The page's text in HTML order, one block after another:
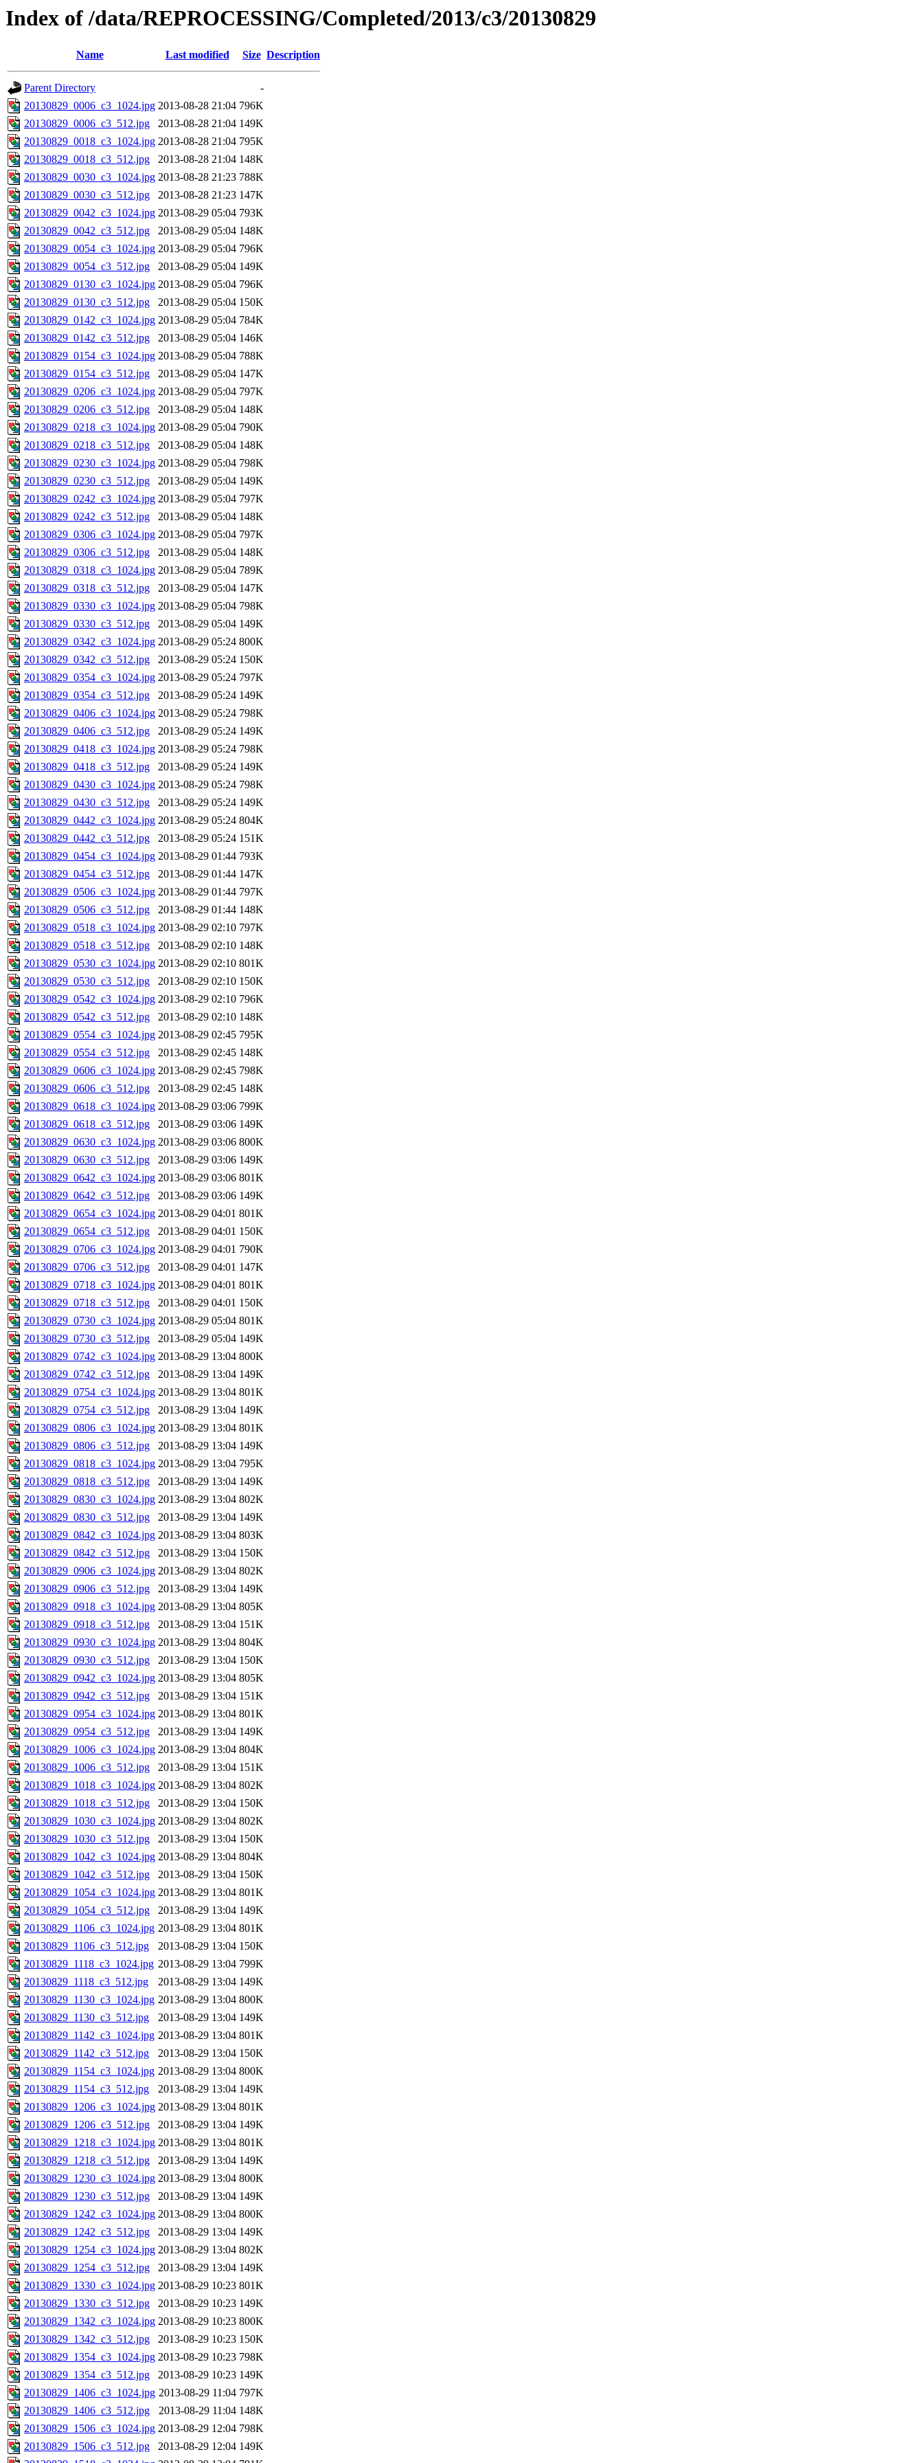
Index of /data/REPROCESSING/Completed/2013/c3/20130829
Name Last modified Size Description
Parent Directory
-
20130829_0006_c3_1024.jpg 2013-08-28 21:04 796K
20130829_0006_c3_512.jpg
2013-08-28 21:04 149K
20130829_0018_c3_1024.jpg 2013-08-28 21:04 795K
20130829_0018_c3_512.jpg
2013-08-28 21:04 148K
20130829_0030_c3_1024.jpg 2013-08-28 21:23 788K
20130829_0030_c3_512.jpg
2013-08-28 21:23 147K
20130829_0042_c3_1024.jpg 2013-08-29 05:04 793K
20130829_0042_c3_512.jpg
2013-08-29 05:04 148K
20130829_0054_c3_1024.jpg 2013-08-29 05:04 796K
20130829_0054_c3_512.jpg
2013-08-29 05:04 149K
20130829_0130_c3_1024.jpg 2013-08-29 05:04 796K
20130829_0130_c3_512.jpg
2013-08-29 05:04 150K
20130829_0142_c3_1024.jpg 2013-08-29 05:04 784K
20130829_0142_c3_512.jpg
2013-08-29 05:04 146K
20130829_0154_c3_1024.jpg 2013-08-29 05:04 788K
20130829_0154_c3_512.jpg
2013-08-29 05:04 147K
20130829_0206_c3_1024.jpg 2013-08-29 05:04 797K
20130829_0206_c3_512.jpg
2013-08-29 05:04 148K
20130829_0218_c3_1024.jpg 2013-08-29 05:04 790K
20130829_0218_c3_512.jpg
2013-08-29 05:04 148K
20130829_0230_c3_1024.jpg 2013-08-29 05:04 798K
20130829_0230_c3_512.jpg
2013-08-29 05:04 149K
20130829_0242_c3_1024.jpg 2013-08-29 05:04 797K
20130829_0242_c3_512.jpg
2013-08-29 05:04 148K
20130829_0306_c3_1024.jpg 2013-08-29 05:04 797K
20130829_0306_c3_512.jpg
2013-08-29 05:04 148K
20130829_0318_c3_1024.jpg 2013-08-29 05:04 789K
20130829_0318_c3_512.jpg
2013-08-29 05:04 147K
20130829_0330_c3_1024.jpg 2013-08-29 05:04 798K
20130829_0330_c3_512.jpg
2013-08-29 05:04 149K
20130829_0342_c3_1024.jpg 2013-08-29 05:24 800K
20130829_0342_c3_512.jpg
2013-08-29 05:24 150K
20130829_0354_c3_1024.jpg 2013-08-29 05:24 797K
20130829_0354_c3_512.jpg
2013-08-29 05:24 149K
20130829_0406_c3_1024.jpg 2013-08-29 05:24 798K
20130829_0406_c3_512.jpg
2013-08-29 05:24 149K
20130829_0418_c3_1024.jpg 2013-08-29 05:24 798K
20130829_0418_c3_512.jpg
2013-08-29 05:24 149K
20130829_0430_c3_1024.jpg 2013-08-29 05:24 798K
20130829_0430_c3_512.jpg
2013-08-29 05:24 149K
20130829_0442_c3_1024.jpg 2013-08-29 05:24 804K
20130829_0442_c3_512.jpg
2013-08-29 05:24 151K
20130829_0454_c3_1024.jpg 2013-08-29 01:44 793K
20130829_0454_c3_512.jpg
2013-08-29 01:44 147K
20130829_0506_c3_1024.jpg 2013-08-29 01:44 797K
20130829_0506_c3_512.jpg
2013-08-29 01:44 148K
20130829_0518_c3_1024.jpg 2013-08-29 02:10 797K
20130829_0518_c3_512.jpg
2013-08-29 02:10 148K
20130829_0530_c3_1024.jpg 2013-08-29 02:10 801K
20130829_0530_c3_512.jpg
2013-08-29 02:10 150K
20130829_0542_c3_1024.jpg 2013-08-29 02:10 796K
20130829_0542_c3_512.jpg
2013-08-29 02:10 148K
20130829_0554_c3_1024.jpg 2013-08-29 02:45 795K
20130829_0554_c3_512.jpg
2013-08-29 02:45 148K
20130829_0606_c3_1024.jpg 2013-08-29 02:45 798K
20130829_0606_c3_512.jpg
2013-08-29 02:45 148K
20130829_0618_c3_1024.jpg 2013-08-29 03:06 799K
20130829_0618_c3_512.jpg
2013-08-29 03:06 149K
20130829_0630_c3_1024.jpg 2013-08-29 03:06 800K
20130829_0630_c3_512.jpg
2013-08-29 03:06 149K
20130829_0642_c3_1024.jpg 2013-08-29 03:06 801K
20130829_0642_c3_512.jpg
2013-08-29 03:06 149K
20130829_0654_c3_1024.jpg 2013-08-29 04:01 801K
20130829_0654_c3_512.jpg
2013-08-29 04:01 150K
20130829_0706_c3_1024.jpg 2013-08-29 04:01 790K
20130829_0706_c3_512.jpg
2013-08-29 04:01 147K
20130829_0718_c3_1024.jpg 2013-08-29 04:01 801K
20130829_0718_c3_512.jpg
2013-08-29 04:01 150K
20130829_0730_c3_1024.jpg 2013-08-29 05:04 801K
20130829_0730_c3_512.jpg
2013-08-29 05:04 149K
20130829_0742_c3_1024.jpg 2013-08-29 13:04 800K
20130829_0742_c3_512.jpg
2013-08-29 13:04 149K
20130829_0754_c3_1024.jpg 2013-08-29 13:04 801K
20130829_0754_c3_512.jpg
2013-08-29 13:04 149K
20130829_0806_c3_1024.jpg 2013-08-29 13:04 801K
20130829_0806_c3_512.jpg
2013-08-29 13:04 149K
20130829_0818_c3_1024.jpg 2013-08-29 13:04 795K
20130829_0818_c3_512.jpg
2013-08-29 13:04 149K
20130829_0830_c3_1024.jpg 2013-08-29 13:04 802K
20130829_0830_c3_512.jpg
2013-08-29 13:04 149K
20130829_0842_c3_1024.jpg 2013-08-29 13:04 803K
20130829_0842_c3_512.jpg
2013-08-29 13:04 150K
20130829_0906_c3_1024.jpg 2013-08-29 13:04 802K
20130829_0906_c3_512.jpg
2013-08-29 13:04 149K
20130829_0918_c3_1024.jpg 2013-08-29 13:04 805K
20130829_0918_c3_512.jpg
2013-08-29 13:04 151K
20130829_0930_c3_1024.jpg 2013-08-29 13:04 804K
20130829_0930_c3_512.jpg
2013-08-29 13:04 150K
20130829_0942_c3_1024.jpg 2013-08-29 13:04 805K
20130829_0942_c3_512.jpg
2013-08-29 13:04 151K
20130829_0954_c3_1024.jpg 2013-08-29 13:04 801K
20130829_0954_c3_512.jpg
2013-08-29 13:04 149K
20130829_1006_c3_1024.jpg 2013-08-29 13:04 804K
20130829_1006_c3_512.jpg
2013-08-29 13:04 151K
20130829_1018_c3_1024.jpg 2013-08-29 13:04 802K
20130829_1018_c3_512.jpg
2013-08-29 13:04 150K
20130829_1030_c3_1024.jpg 2013-08-29 13:04 802K
20130829_1030_c3_512.jpg
2013-08-29 13:04 150K
20130829_1042_c3_1024.jpg 2013-08-29 13:04 804K
20130829_1042_c3_512.jpg
2013-08-29 13:04 150K
20130829_1054_c3_1024.jpg 2013-08-29 13:04 801K
20130829_1054_c3_512.jpg
2013-08-29 13:04 149K
20130829_1106_c3_1024.jpg 2013-08-29 13:04 801K
20130829_1106_c3_512.jpg
2013-08-29 13:04 150K
20130829_1118_c3_1024.jpg 2013-08-29 13:04 799K
20130829_1118_c3_512.jpg
2013-08-29 13:04 149K
20130829_1130_c3_1024.jpg 2013-08-29 13:04 800K
20130829_1130_c3_512.jpg
2013-08-29 13:04 149K
20130829_1142_c3_1024.jpg 2013-08-29 13:04 801K
20130829_1142_c3_512.jpg
2013-08-29 13:04 150K
20130829_1154_c3_1024.jpg 2013-08-29 13:04 800K
20130829_1154_c3_512.jpg
2013-08-29 13:04 149K
20130829_1206_c3_1024.jpg 2013-08-29 13:04 801K
20130829_1206_c3_512.jpg
2013-08-29 13:04 149K
20130829_1218_c3_1024.jpg 2013-08-29 13:04 801K
20130829_1218_c3_512.jpg
2013-08-29 13:04 149K
20130829_1230_c3_1024.jpg 2013-08-29 13:04 800K
20130829_1230_c3_512.jpg
2013-08-29 13:04 149K
20130829_1242_c3_1024.jpg 2013-08-29 13:04 800K
20130829_1242_c3_512.jpg
2013-08-29 13:04 149K
20130829_1254_c3_1024.jpg 2013-08-29 13:04 802K
20130829_1254_c3_512.jpg
2013-08-29 13:04 149K
20130829_1330_c3_1024.jpg 2013-08-29 10:23 801K
20130829_1330_c3_512.jpg
2013-08-29 10:23 149K
20130829_1342_c3_1024.jpg 2013-08-29 10:23 800K
20130829_1342_c3_512.jpg
2013-08-29 10:23 150K
20130829_1354_c3_1024.jpg 2013-08-29 10:23 798K
20130829_1354_c3_512.jpg
2013-08-29 10:23 149K
20130829_1406_c3_1024.jpg 2013-08-29 11:04 797K
20130829_1406_c3_512.jpg
2013-08-29 11:04 148K
20130829_1506_c3_1024.jpg 2013-08-29 12:04 798K
20130829_1506_c3_512.jpg
2013-08-29 12:04 149K